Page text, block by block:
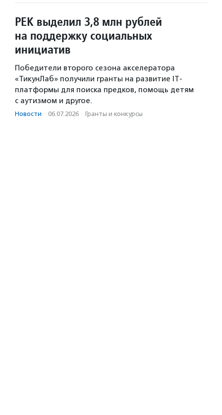
РЕК выделил 3,8 млн рублей
на поддержку социальных
инициатив
Победители второго сезона акселератора
«ТикунЛаб» получили гранты на развитие IT-
платформы для поиска предков, помощь детям
с аутизмом и другое.
Новости · 06.07.2026 · Гранты и конкурсы